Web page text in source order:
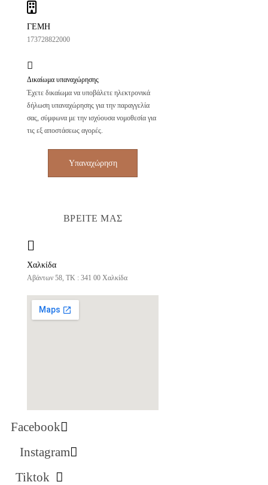
ΓΕΜΗ
173728822000
Δικαίωμα υπαναχώρησης
Έχετε δικαίωμα να υποβάλετε ηλεκτρονικά
δήλωση υπαναχώρησης για την παραγγελία
σας, σύμφωνα με την ισχύουσα νομοθεσία για
τις εξ αποστάσεως αγορές.
Υπαναχώρηση
ΒΡΕΙΤΕ ΜΑΣ
Χαλκίδα
Αβάντων 58, ΤΚ : 341 00 Χαλκίδα
Facebook
Instagram
Tiktok